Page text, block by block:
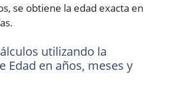
se obtiene la edad exacta en
utilizando la
Edad en años, meses y